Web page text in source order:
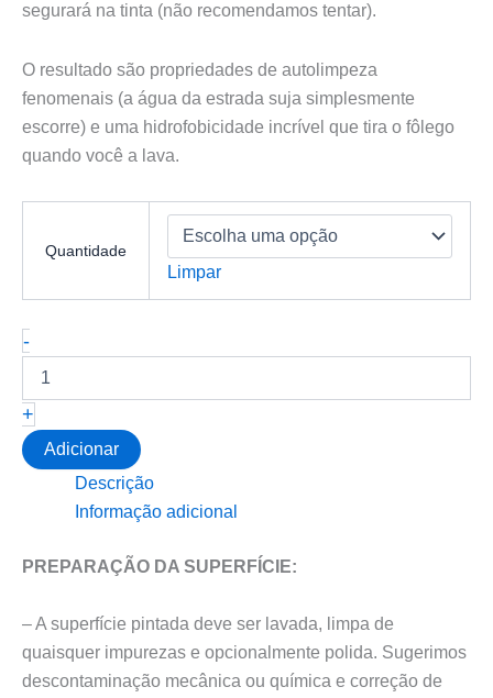
segurará na tinta (não recomendamos tentar).
O resultado são propriedades de autolimpeza
fenomenais (a água da estrada suja simplesmente
escorre) e uma hidrofobicidade incrível que tira o fôlego
quando você a lava.
Quantidade
Limpar
-
de
DETURNER
ONLY
COATING
PROTEÇÃO
CERÂMICA
+
Adicionar
Descrição
Informação adicional
PREPARAÇÃO DA SUPERFÍCIE:
– A superfície pintada deve ser lavada, limpa de
quaisquer impurezas e opcionalmente polida. Sugerimos
descontaminação mecânica ou química e correção de